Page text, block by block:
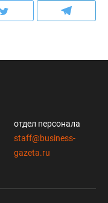
отдел персонала
staff@business-
gazeta.ru